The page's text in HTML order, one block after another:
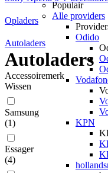
Populair
Alle providers
Odido
KPN
Opladers
Autoladers
Autoladers
Accessoiremerk
Wissen
Samsung
(1)
Essager
(4)